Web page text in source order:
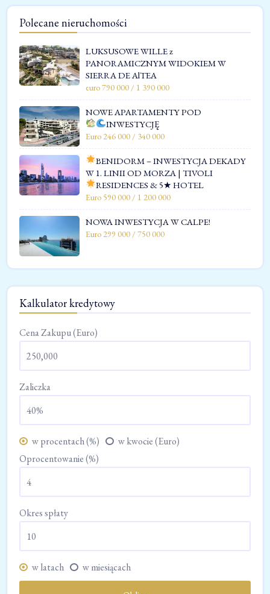
Polecane nieruchomości
LUKSUSOWE WILLE z
PANORAMICZNYM WIDOKIEM W
SIERRA DE AlTEA
euro 790 000 / 1 390 000
NOWE APARTAMENTY POD
INWESTYCJĘ
Euro 246 000 / 340 000
BENIDORM – INWESTYCJA DEKADY
W 1. LINII OD MORZA | TIVOLI
RESIDENCES & 5★ HOTEL
Euro 590 000 / 1 200 000
NOWA INWESTYCJA W CALPE!
Euro 299 000 / 750 000
Kalkulator kredytowy
Cena Zakupu (Euro)
Zaliczka
w procentach (%)
w kwocie (Euro)
Oprocentowanie (%)
Okres spłaty
w latach w miesiącach